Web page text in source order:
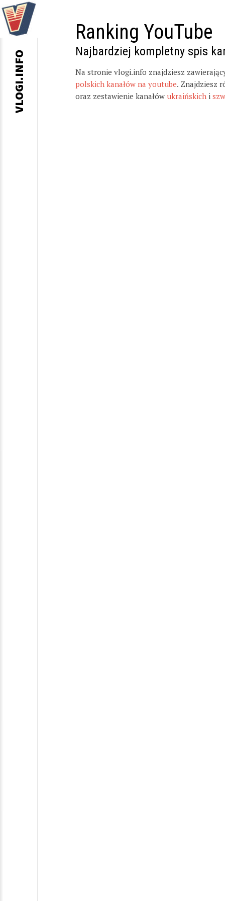
Ranking YouTube
Najbardziej kompletny spis
Na stronie vlogi.info znajdziesz
polskich kanałów na youtube. Znajdziesz
oraz zestawienie kanałów ukraińskich i
VLOGI.INFO